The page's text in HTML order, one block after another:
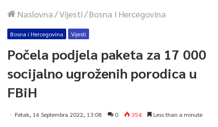
Naslovna/Vijesti/Bosna I Hercegovina
Bosna i Hercegovina Vijesti
Počela podjela paketa za 17 000
socijalno ugroženih porodica u
FBiH
Petak, 16 Septembra 2022, 13:08 0 354 Less than a minute